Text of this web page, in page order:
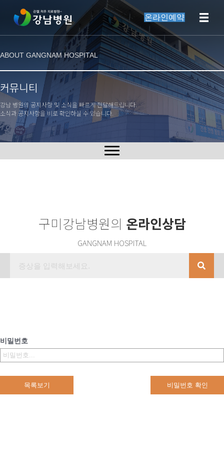
온라인예약
ABOUT GANGNAM HOSPITAL
커뮤니티
강남 병원의 공지사항 및 소식을 빠르게 전달해드립니다.
소식과 공지사항을 비로 확인하실 수 있습니다.
구미강남병원의 온라인상담
GANGNAM HOSPITAL
비밀번호
목록보기 비밀번호 확인